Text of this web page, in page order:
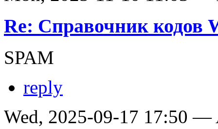
Re: Справочник кодов
SPAM
reply
Wed, 2025-09-17 17:50 —